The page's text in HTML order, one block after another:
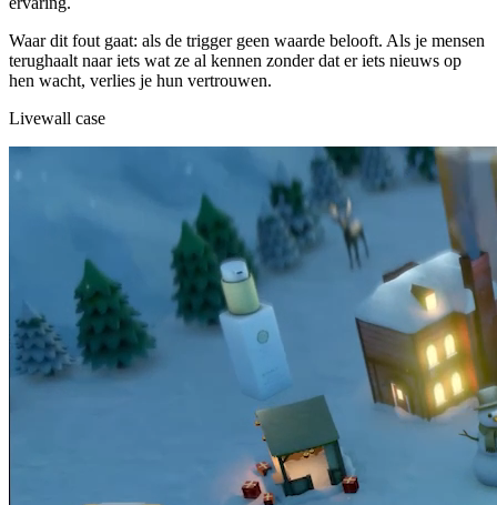
Waar dit fout gaat: als de trigger geen waarde belooft. Als je mensen
terughaalt naar iets wat ze al kennen zonder dat er iets nieuws op
hen wacht, verlies je hun vertrouwen.
Livewall case